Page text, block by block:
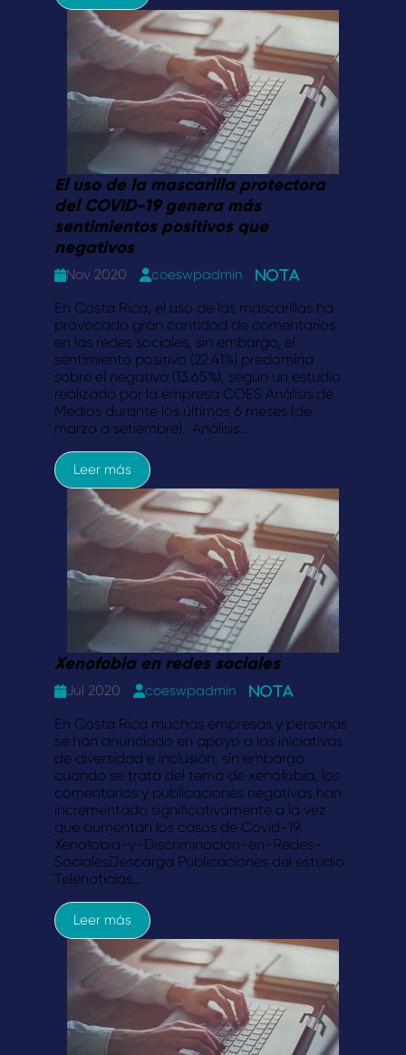
El uso de la mascarilla protectora
del COVID-19 genera más
sentimientos positivos que
negativos
Nov 2020 coeswpadmin Nota
En Costa Rica, el uso de las mascarillas ha
provocado gran cantidad de comentarios
en las redes sociales, sin embargo, el
sentimiento positivo (22.41%) predomina
sobre el negativo (13.65%), según un estudio
realizado por la empresa COES Análisis de
Medios durante los últimos 6 meses (de
marzo a setiembre). Análisis…
Leer más
Xenofobia en redes sociales
Jul 2020 coeswpadmin Nota
En Costa Rica muchas empresas y personas
se han anunciado en apoyo a las iniciativas
de diversidad e inclusión, sin embargo
cuando se trata del tema de xenofobia, los
comentarios y publicaciones negativas han
incrementado significativamente a la vez
que aumentan los casos de Covid-19.
Xenofobia-y-Discriminación-en-Redes-
SocialesDescarga Publicaciones del estudio
Telenoticias…
Leer más